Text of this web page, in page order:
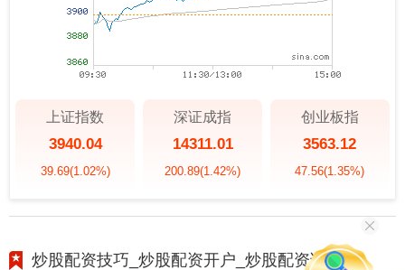
上证指数
3940.04
39.69(1.02%)
深证成指
14311.01
200.89(1.42%)
创业板指
3563.12
47.56(1.35%)
炒股配资技巧_炒股配资开户_炒股配资论坛